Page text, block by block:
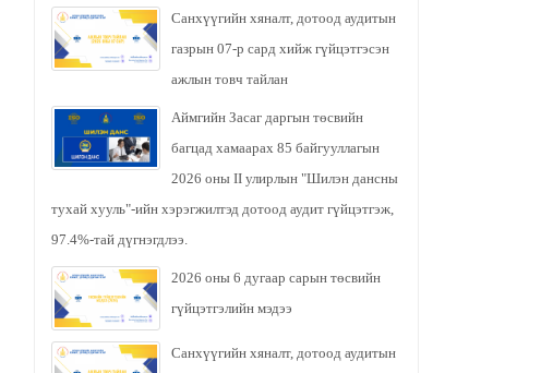
Санхүүгийн хяналт, дотоод аудитын
газрын 07-р сард хийж гүйцэтгэсэн
ажлын товч тайлан
Аймгийн Засаг даргын төсвийн
багцад хамаарах 85 байгууллагын
2026 оны II улирлын "Шилэн дансны
тухай хууль"-ийн хэрэгжилтэд дотоод аудит гүйцэтгэж,
97.4%-тай дүгнэгдлээ.
2026 оны 6 дугаар сарын төсвийн
гүйцэтгэлийн мэдээ
Санхүүгийн хяналт, дотоод аудитын